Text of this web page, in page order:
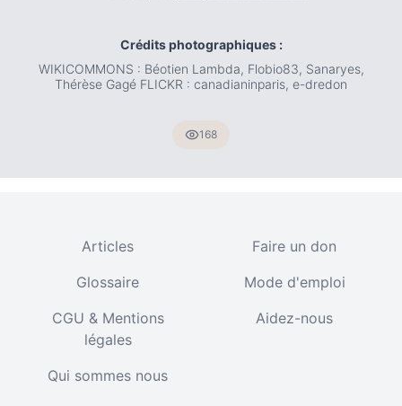
Crédits photographiques :
WIKICOMMONS : Béotien Lambda, Flobio83, Sanaryes,
Thérèse Gagé FLICKR : canadianinparis, e-dredon
168
Articles
Faire un don
Glossaire
Mode d'emploi
CGU & Mentions
légales
Aidez-nous
Qui sommes nous